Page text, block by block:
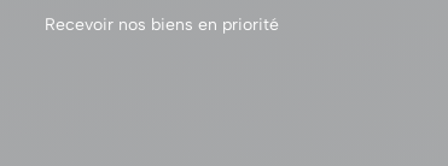
Recevoir nos biens en priorité